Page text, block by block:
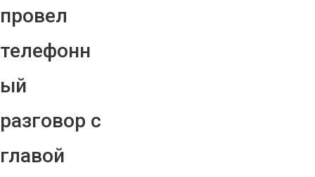
провел
телефонн
ый
разговор с
главой